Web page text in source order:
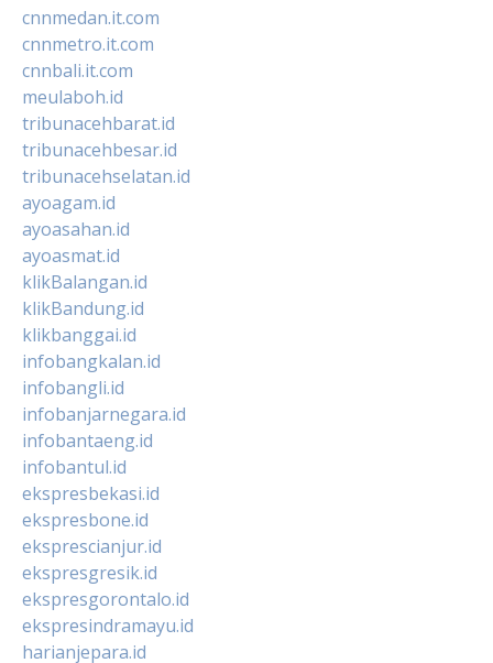
cnnmedan.it.com
cnnmetro.it.com
cnnbali.it.com
meulaboh.id
tribunacehbarat.id
tribunacehbesar.id
tribunacehselatan.id
ayoagam.id
ayoasahan.id
ayoasmat.id
klikBalangan.id
klikBandung.id
klikbanggai.id
infobangkalan.id
infobangli.id
infobanjarnegara.id
infobantaeng.id
infobantul.id
ekspresbekasi.id
ekspresbone.id
eksprescianjur.id
ekspresgresik.id
ekspresgorontalo.id
ekspresindramayu.id
harianjepara.id